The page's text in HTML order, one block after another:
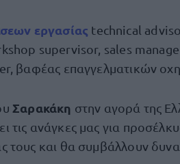
εργασίας technical
supervisor, sales
βαφέας επαγγελματικών
Σαρακάκη στην αγορά της
τις ανάγκες μας για
τους και θα συμβάλλουν